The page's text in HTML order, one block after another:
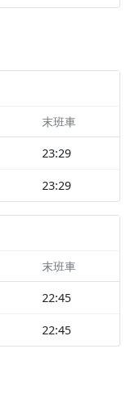
末班車
23:29
23:29
末班車
22:45
22:45